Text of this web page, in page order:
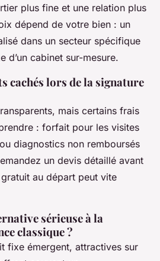
plus fine et une relation plus
dépend de votre bien : un
dans un secteur spécifique
d’un cabinet sur-mesure.
cachés lors de la signature
mais certains frais
: forfait pour les visites
diagnostics non remboursés
un devis détaillé avant
au départ peut vite
sérieuse à la
classique ?
fixe émergent, attractives sur